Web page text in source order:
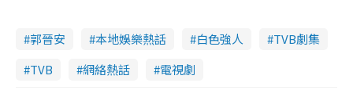
郭晉安 本地娛樂熱話 白色強人
TVB劇集
TVB
網絡熱話 電視劇